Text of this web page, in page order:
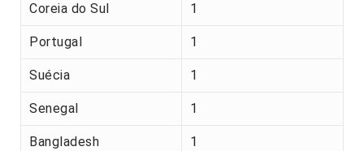
Coreia do Sul 1
Portugal 1
Suécia 1
Senegal 1
Bangladesh 1